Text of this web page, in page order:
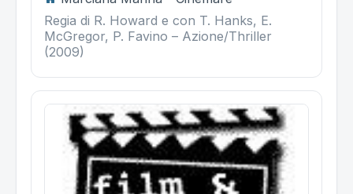
Regia di R. Howard e con T. Hanks, E.
McGregor, P. Favino – Azione/Thriller
(2009)